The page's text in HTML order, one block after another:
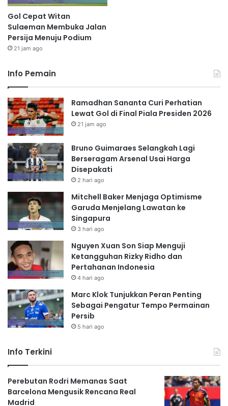
Gol Cepat Witan
Sulaeman Membuka Jalan
Persija Menuju Podium
21 jam ago
Info Pemain
Ramadhan Sananta Curi Perhatian
Lewat Gol di Final Piala Presiden 2026
21 jam ago
Bruno Guimaraes Selangkah Lagi
Berseragam Arsenal Usai Harga
Disepakati
2 hari ago
Mitchell Baker Menjaga Optimisme
Garuda Menjelang Lawatan ke
Singapura
3 hari ago
Nguyen Xuan Son Siap Menguji
Ketangguhan Rizky Ridho dan
Pertahanan Indonesia
4 hari ago
Marc Klok Tunjukkan Peran Penting
Sebagai Pengatur Tempo Permainan
Persib
5 hari ago
Info Terkini
Perebutan Rodri Memanas Saat
Barcelona Mengusik Rencana Real
Madrid